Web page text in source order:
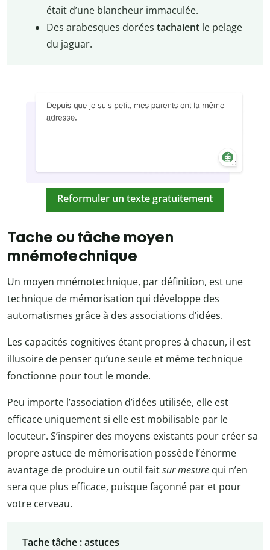
était d’une blancheur immaculée.
Des arabesques dorées tachaientle pelage
du jaguar.
Reformuler un texte gratuitement
Tache ou tâche moyen
mnémotechnique
Un moyen mnémotechnique, par définition, est une
technique de mémorisation qui développe des
automatismes grâce à des associations d’idées.
Les capacités cognitives étant propres à chacun, il est
illusoire de penser qu’une seule et même technique
fonctionne pour tout le monde.
Peu importe l’association d’idées utilisée, elle est
efficace uniquement si elle est mobilisable par le
locuteur. S’inspirer des moyens existants pour créer sa
propre astuce de mémorisation possède l’énorme
avantage de produire un outil faitsur mesure qui n’en
sera que plus efficace, puisque façonné par et pour
votre cerveau.
Tache tâche : astuces